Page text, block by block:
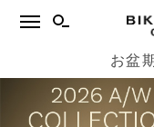
お盆